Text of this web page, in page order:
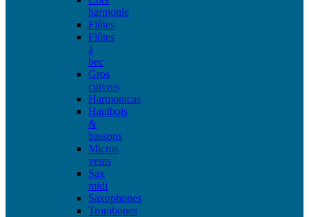
harmonie
Flûtes
Flûtes
à
bec
Gros
cuivres
Harmonicas
Hautbois
&
bassons
Micros
vents
Sax
midi
Saxophones
Trombones